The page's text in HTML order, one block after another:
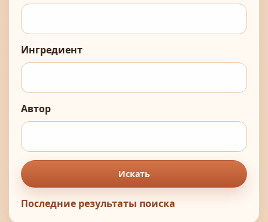
Ингредиент
Автор
Искать
Последние результаты поиска